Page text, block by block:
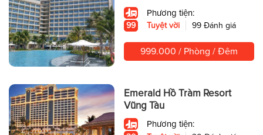
Phương tiện:
99 Tuyệt vời 99 Đánh giá
999.000 / Phòng / Đêm
Emerald Hồ Tràm Resort
Vũng Tàu
Phương tiện: